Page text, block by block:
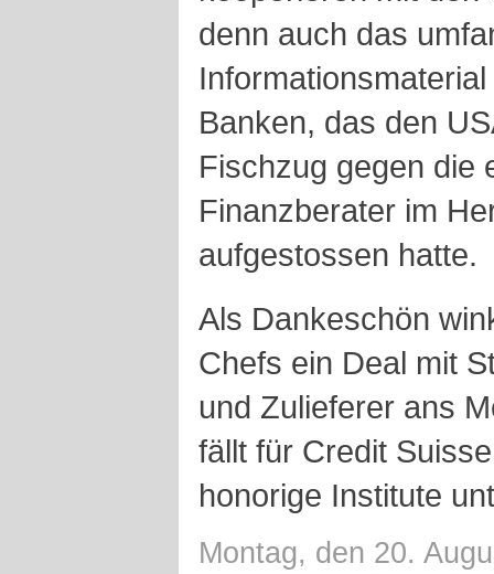
denn auch das
Banken, das den
Fischzug gegen die
Finanzberater im
aufgestossen hatte.
Als Dankeschön
Chefs ein Deal mit
und Zulieferer ans
fällt für Credit
honorige Institute
Montag, den 20.